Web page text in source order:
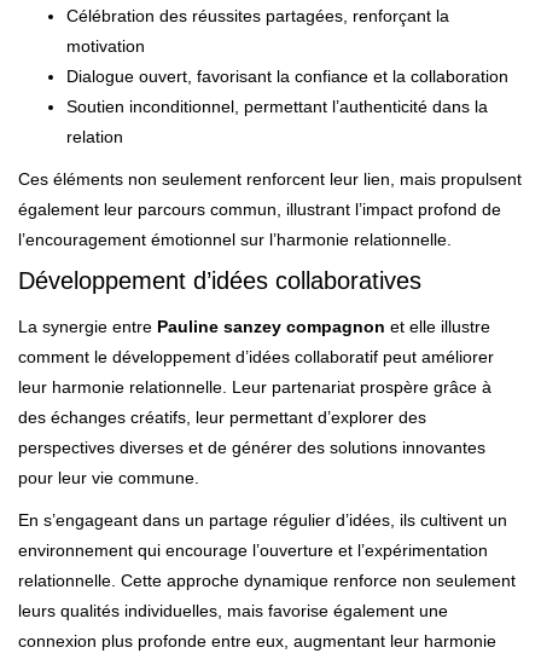
Célébration des réussites partagées, renforçant la
motivation
Dialogue ouvert, favorisant la confiance et la collaboration
Soutien inconditionnel, permettant l’authenticité dans la
relation
Ces éléments non seulement renforcent leur lien, mais propulsent
également leur parcours commun, illustrant l’impact profond de
l’encouragement émotionnel sur l’harmonie relationnelle.
Développement d’idées collaboratives
La synergie entre Pauline sanzey compagnon et elle illustre
comment le développement d’idées collaboratif peut améliorer
leur harmonie relationnelle. Leur partenariat prospère grâce à
des échanges créatifs, leur permettant d’explorer des
perspectives diverses et de générer des solutions innovantes
pour leur vie commune.
En s’engageant dans un partage régulier d’idées, ils cultivent un
environnement qui encourage l’ouverture et l’expérimentation
relationnelle. Cette approche dynamique renforce non seulement
leurs qualités individuelles, mais favorise également une
connexion plus profonde entre eux, augmentant leur harmonie